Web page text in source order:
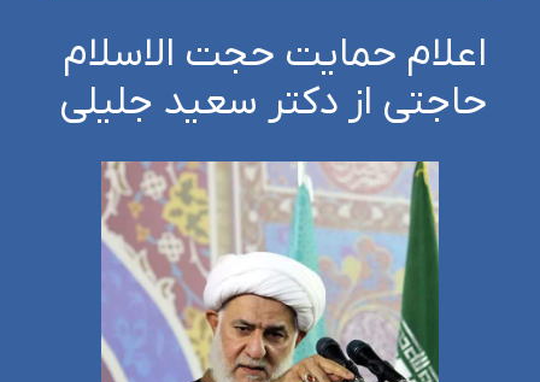
اعلام حمایت حجت الاسلام
حاجتی از دکتر سعید جلیلی